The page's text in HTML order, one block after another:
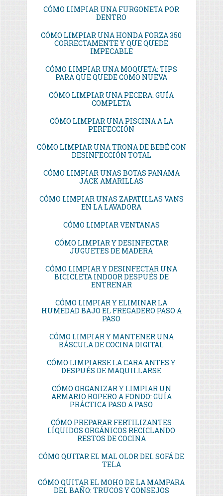
CÓMO LIMPIAR UNA FURGONETA POR
DENTRO
CÓMO LIMPIAR UNA HONDA FORZA 350
CORRECTAMENTE Y QUE QUEDE
IMPECABLE
CÓMO LIMPIAR UNA MOQUETA: TIPS
PARA QUE QUEDE COMO NUEVA
CÓMO LIMPIAR UNA PECERA: GUÍA
COMPLETA
CÓMO LIMPIAR UNA PISCINA A LA
PERFECCIÓN
CÓMO LIMPIAR UNA TRONA DE BEBÉ CON
DESINFECCIÓN TOTAL
CÓMO LIMPIAR UNAS BOTAS PANAMA
JACK AMARILLAS
CÓMO LIMPIAR UNAS ZAPATILLAS VANS
EN LA LAVADORA
CÓMO LIMPIAR VENTANAS
CÓMO LIMPIAR Y DESINFECTAR
JUGUETES DE MADERA
CÓMO LIMPIAR Y DESINFECTAR UNA
BICICLETA INDOOR DESPUÉS DE
ENTRENAR
CÓMO LIMPIAR Y ELIMINAR LA
HUMEDAD BAJO EL FREGADERO PASO A
PASO
CÓMO LIMPIAR Y MANTENER UNA
BÁSCULA DE COCINA DIGITAL
CÓMO LIMPIARSE LA CARA ANTES Y
DESPUÉS DE MAQUILLARSE
CÓMO ORGANIZAR Y LIMPIAR UN
ARMARIO ROPERO A FONDO: GUÍA
PRÁCTICA PASO A PASO
CÓMO PREPARAR FERTILIZANTES
LÍQUIDOS ORGÁNICOS RECICLANDO
RESTOS DE COCINA
CÓMO QUITAR EL MAL OLOR DEL SOFÁ DE
TELA
CÓMO QUITAR EL MOHO DE LA MAMPARA
DEL BAÑO: TRUCOS Y CONSEJOS